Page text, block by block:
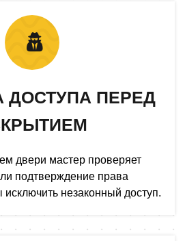
ДОСТУПА ПЕРЕД
двери мастер проверяет
подтверждение права
незаконный доступ.